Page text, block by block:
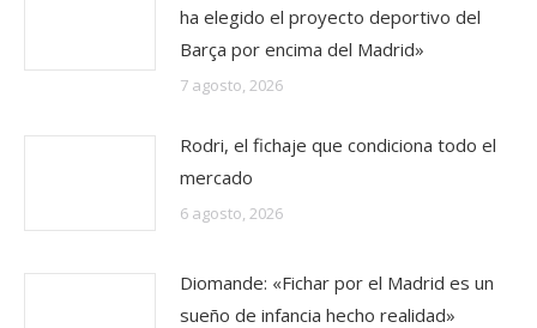
ha elegido el proyecto deportivo del
Barça por encima del Madrid»
7 agosto, 2026
Rodri, el fichaje que condiciona todo el
mercado
6 agosto, 2026
Diomande: «Fichar por el Madrid es un
sueño de infancia hecho realidad»